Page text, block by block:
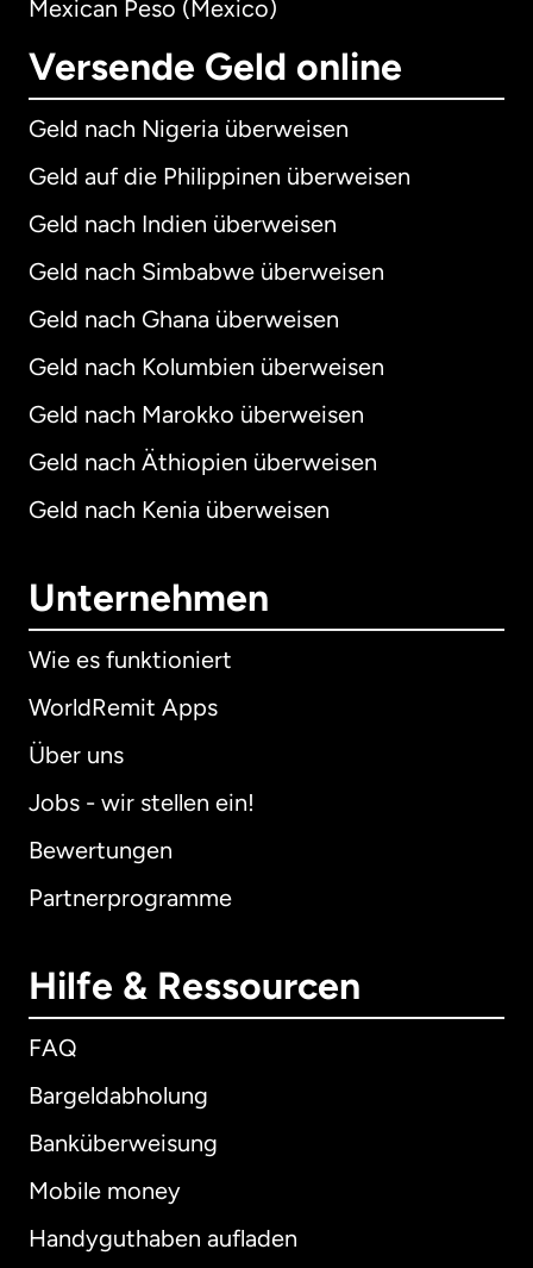
Mexican Peso (Mexico)
Versende Geld online
Geld nach Nigeria überweisen
Geld auf die Philippinen überweisen
Geld nach Indien überweisen
Geld nach Simbabwe überweisen
Geld nach Ghana überweisen
Geld nach Kolumbien überweisen
Geld nach Marokko überweisen
Geld nach Äthiopien überweisen
Geld nach Kenia überweisen
Unternehmen
Wie es funktioniert
WorldRemit Apps
Über uns
Jobs - wir stellen ein!
Bewertungen
Partnerprogramme
Hilfe & Ressourcen
FAQ
Bargeldabholung
Banküberweisung
Mobile money
Handyguthaben aufladen